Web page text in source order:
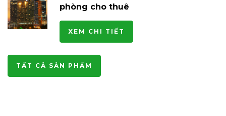
phòng cho thuê
XEM CHI TIẾT
TẤT CẢ SẢN PHẨM